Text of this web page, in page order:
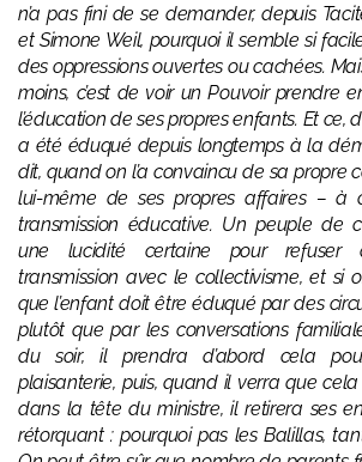
n’a pas fini de se demander, depuis
et Simone Weil, pourquoi il semble si
des oppressions ouvertes ou cachées.
moins, c’est de voir un Pouvoir prendre
l’éducation de ses propres enfants. Et ce,
a été éduqué depuis longtemps à la
dit, quand on l’a convaincu de sa propre
lui-même de ses propres affaires – à
transmission éducative. Un peuple de
une lucidité certaine pour refuser
transmission avec le collectivisme, et si
que l’enfant doit être éduqué par des
plutôt que par les conversations
du soir, il prendra d’abord cela
plaisanterie, puis, quand il verra que
dans la tête du ministre, il retirera ses
rétorquant : pourquoi pas les Balillas,